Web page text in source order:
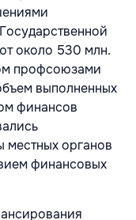
около 530 млн.
профсоюзами
выполненных
финансов
местных органов
финансовых